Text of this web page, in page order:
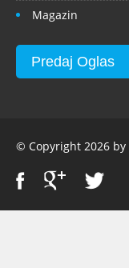
Magazin
Predaj Oglas
© Copyright 2026 by